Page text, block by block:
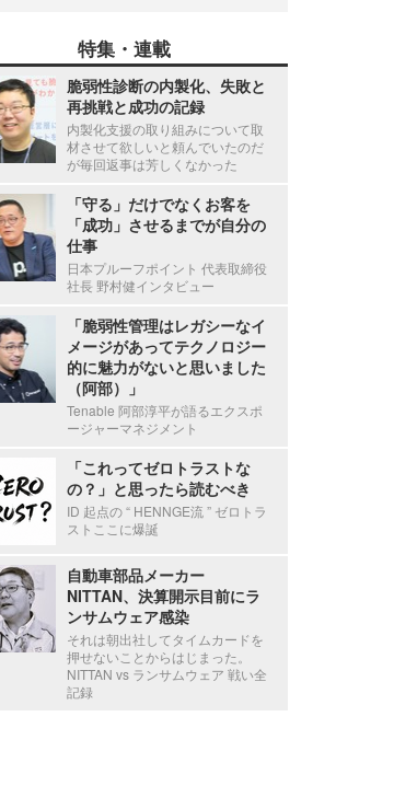
特集・連載
脆弱性診断の内製化、失敗と
再挑戦と成功の記録
内製化支援の取り組みについて取
材させて欲しいと頼んでいたのだ
が毎回返事は芳しくなかった
「守る」だけでなくお客を
「成功」させるまでが自分の
仕事
日本プルーフポイント 代表取締役
社長 野村健インタビュー
「脆弱性管理はレガシーなイ
メージがあってテクノロジー
的に魅力がないと思いました
（阿部）」
Tenable 阿部淳平が語るエクスポ
ージャーマネジメント
「これってゼロトラストな
の？」と思ったら読むべき
ID 起点の “ HENNGE流 ” ゼロトラ
ストここに爆誕
自動車部品メーカー
NITTAN、決算開示目前にラ
ンサムウェア感染
それは朝出社してタイムカードを
押せないことからはじまった。
NITTAN vs ランサムウェア 戦い全
記録